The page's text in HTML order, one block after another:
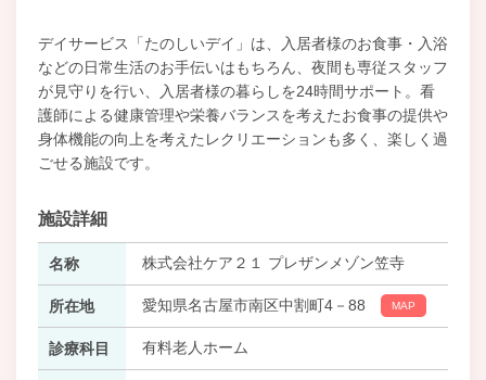
デイサービス「たのしいデイ」は、入居者様のお食事・入浴
などの日常生活のお手伝いはもちろん、夜間も専従スタッフ
が見守りを行い、入居者様の暮らしを24時間サポート。看
護師による健康管理や栄養バランスを考えたお食事の提供や
身体機能の向上を考えたレクリエーションも多く、楽しく過
ごせる施設です。
施設詳細
名称 株式会社ケア２１ プレザンメゾン笠寺
所在地 愛知県名古屋市南区中割町4－88 MAP
診療科目 有料老人ホーム